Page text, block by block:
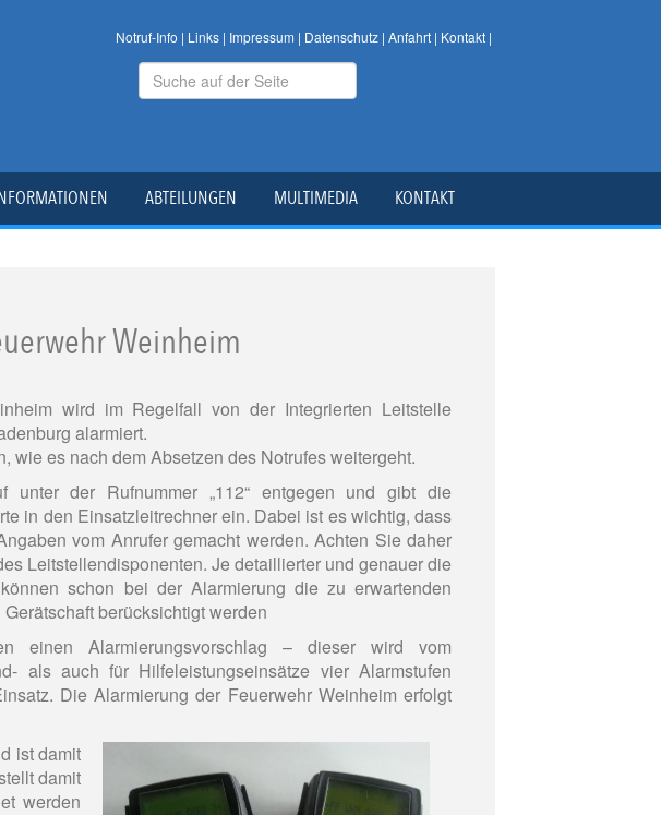
Notruf-Info | Links| Impressum | Datenschutz| Anfahrt| Kontakt|
ABTEILUNGEN MULTIMEDIA KONTAKT
Weinheim
wird im Regelfall von der Integrierten Leitstelle
alarmiert.
wie es nach dem Absetzen des Notrufes weitergeht.
der Rufnummer „112“ entgegen und gibt die
in den Einsatzleitrechner ein. Dabei ist es wichtig, dass
vom Anrufer gemacht werden. Achten Sie daher
Leitstellendisponenten. Je detaillierter und genauer die
schon bei der Alarmierung die zu erwartenden
berücksichtigt werden
einen Alarmierungsvorschlag – dieser wird vom
als auch für Hilfeleistungseinsätze vier Alarmstufen
Die Alarmierung der Feuerwehr Weinheim erfolgt
ist damit
damit
werden